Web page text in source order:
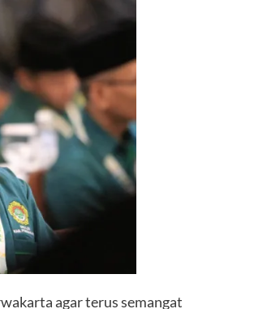
agar terus semangat